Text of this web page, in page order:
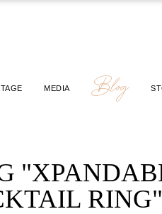
MEDIA Blog
RING"